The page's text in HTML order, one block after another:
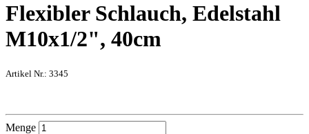
Flexibler Schlauch, Edelstahl
M10x1/2", 40cm
Artikel Nr.: 3345
Menge